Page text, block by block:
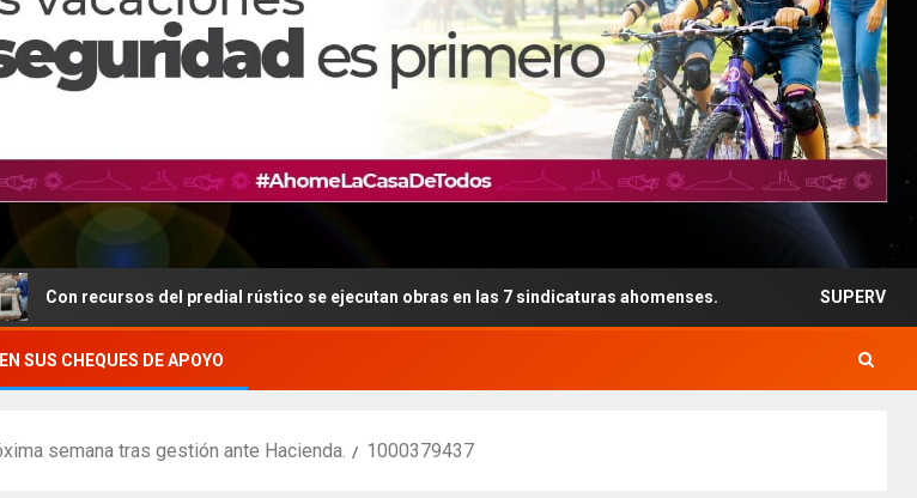
recursos del predial rústico se ejecutan obras en las 7 sindicaturas ahomenses. SUPERVISAN
SUS CHEQUES DE APOYO
semana tras gestión ante Hacienda. 1000379437